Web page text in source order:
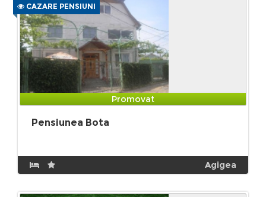
CAZARE PENSIUNI
Promovat
Pensiunea Bota
Agigea